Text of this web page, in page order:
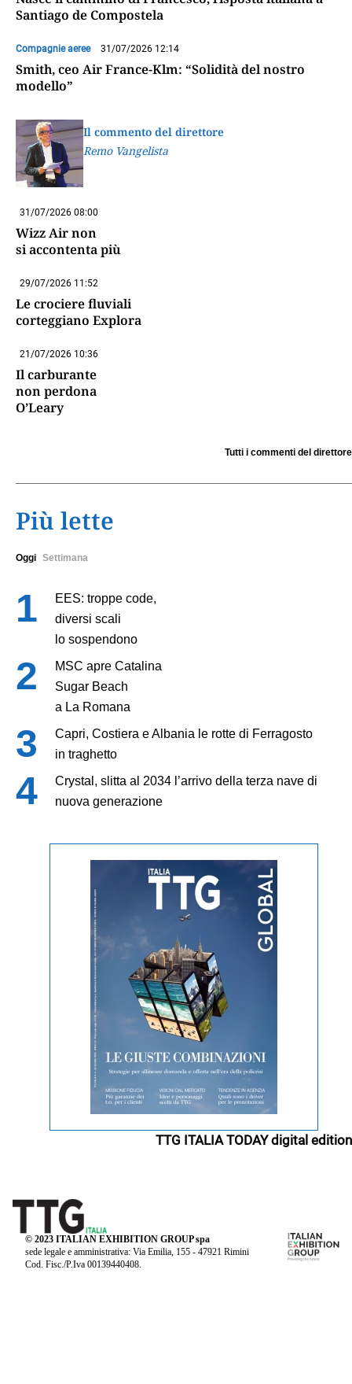
Santiago de Compostela
Compagnie aeree 31/07/2026 12:14
Smith, ceo Air France-Klm: “Solidità del nostro
modello”
Il commento del direttore
Remo Vangelista
31/07/2026 08:00
Wizz Air non
si accontenta più
29/07/2026 11:52
Le crociere fluviali
corteggiano Explora
21/07/2026 10:36
Il carburante
non perdona
O’Leary
Tutti i commenti del direttore
Più lette
Oggi Settimana
EES: troppe code,
diversi scali
lo sospendono
MSC apre Catalina
Sugar Beach
a La Romana
Capri, Costiera e Albania le rotte di Ferragosto
in traghetto
Crystal, slitta al 2034 l’arrivo della terza nave di
nuova generazione
TTG ITALIA TODAY digital edition
© 2023 ITALIAN EXHIBITION GROUP spa
sede legale e amministrativa: Via Emilia, 155 - 47921 Rimini
Cod. Fisc./P.Iva 00139440408.